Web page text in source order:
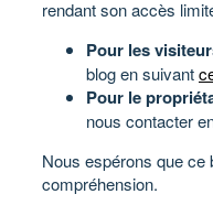
rendant son accès
Pour les
blog en suivant
Pour le
nous contacter
Nous espérons que ce
compréhension.